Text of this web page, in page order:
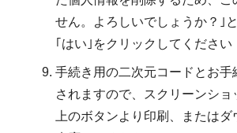
せん。よろしいでしょうか？｣
｢はい｣をクリックしてください
手続き用の二次元コードとお手
されますので、スクリーンシ
上のボタンより印刷、または